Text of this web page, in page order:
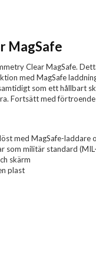
MagSafe
Clear MagSafe.
med MagSafe
som ett hållbart
Fortsätt med
med MagSafe-laddare
som militär standard
skärm
plast